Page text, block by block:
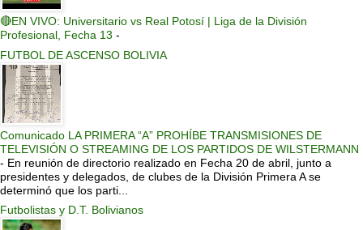
🔴EN VIVO: Universitario vs Real Potosí | Liga de la División
Profesional, Fecha 13 -
FUTBOL DE ASCENSO BOLIVIA
Comunicado LA PRIMERA “A” PROHÍBE TRANSMISIONES DE
TELEVISIÓN O STREAMING DE LOS PARTIDOS DE WILSTERMANN
- En reunión de directorio realizado en Fecha 20 de abril, junto a
presidentes y delegados, de clubes de la División Primera A se
determinó que los parti...
Futbolistas y D.T. Bolivianos